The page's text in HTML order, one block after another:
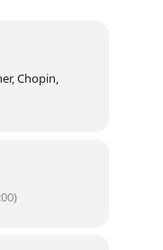
Chopin,